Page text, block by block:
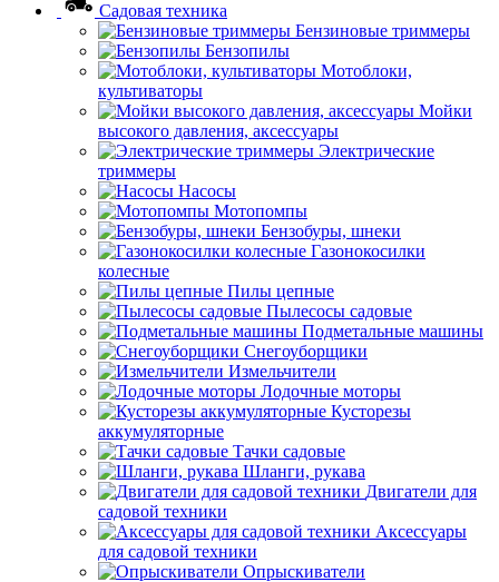
Садовая техника
Бензиновые триммеры
Бензопилы
Мотоблоки,
культиваторы
Мойки
высокого давления, аксессуары
Электрические
триммеры
Насосы
Мотопомпы
Бензобуры, шнеки
Газонокосилки
колесные
Пилы цепные
Пылесосы садовые
Подметальные машины
Снегоуборщики
Измельчители
Лодочные моторы
Кусторезы
аккумуляторные
Тачки садовые
Шланги, рукава
Двигатели для
садовой техники
Аксессуары
для садовой техники
Опрыскиватели